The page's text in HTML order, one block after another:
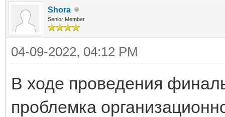
Shora
Senior Member
04-09-2022, 04:12 PM
В ходе проведения
проблемка